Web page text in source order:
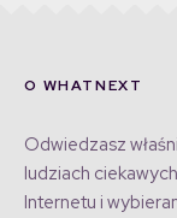
O WHATNEXT
Odwiedzasz
ludziach
Internetu i